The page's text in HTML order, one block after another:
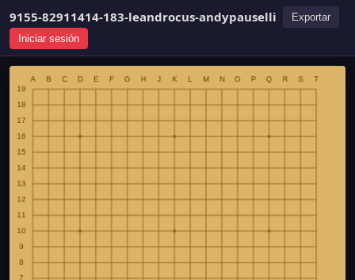
9155-82911414-183-leandrocus-andypauselli
Exportar
Iniciar sesión